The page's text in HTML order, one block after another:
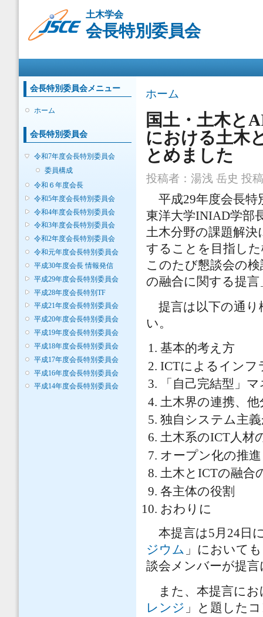
動
土木学会
会長特別委員会
会長特別委員会メニュー
ホーム
会長特別委員会
令和7年度会長特別委員会
委員構成
令和６年度会長
令和5年度会長特別委員会
令和4年度会長特別委員会
令和3年度会長特別委員会
令和2年度会長特別委員会
令和元年度会長特別委員会
平成30年度会長 情報発信
平成29年度会長特別委員会
平成28年度会長特別TF
平成21年度会長特別委員会
平成20年度会長特別委員会
平成19年度会長特別委員会
平成18年度会長特別委員会
平成17年度会長特別委員会
平成16年度会長特別委員会
平成14年度会長特別委員会
現在地
ホーム
国土・土木と
における土木
とめました
投稿者： 湯浅 岳史 投
平成29年度会長特
東洋大学INIAD学部
土木分野の課題解
することを目指し
このたび懇談会の
の融合に関する提
提言は以下の通り
い。
基本的考え方
ICTによるインフ
「自己完結型」
土木界の連携、
独自システム主
土木系のICT人材
オープン化の推
土木とICTの融合
各主体の役割
おわりに
本提言は5月24日
ジウム 」において
談会メンバーが提
また、本提言にお
レンジ 」と題した